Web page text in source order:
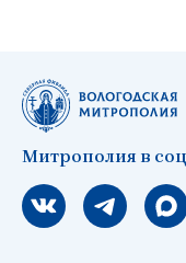
Митрополия в
Мы вконтакте
Мы в Мы в